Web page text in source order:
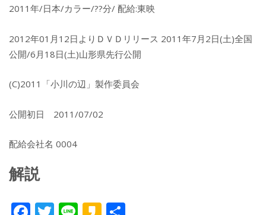
2011年/日本/カラー/??分/ 配給:東映
2012年01月12日よりＤＶＤリリース 2011年7月2日(土)全国
公開/6月18日(土)山形県先行公開
(C)2011「小川の辺」製作委員会
公開初日 2011/07/02
配給会社名 0004
解説